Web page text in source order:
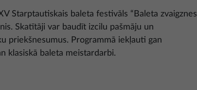
Starptautiskais baleta festivāls “Baleta zvaigznes
Skatītāji var baudīt izcilu pašmāju un
priekšnesumus. Programmā iekļauti gan
klasiskā baleta meistardarbi.